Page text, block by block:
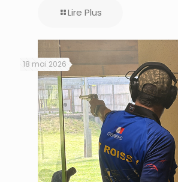
Lire Plus
18 mai 2026